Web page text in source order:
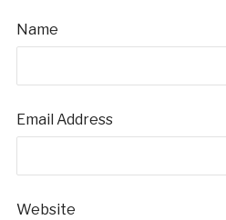
Name
Email Address
Website